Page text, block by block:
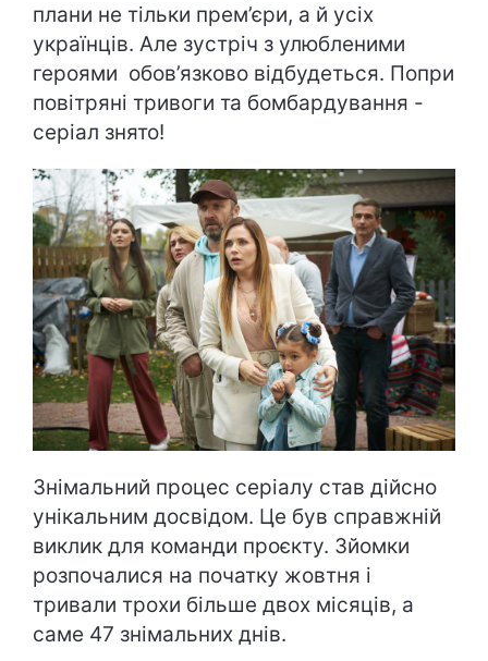
плани не тільки прем’єри, а й усіх
українців. Але зустріч з улюбленими
героями обов’язково відбудеться. Попри
повітряні тривоги та бомбардування -
серіал знято!
Знімальний процес серіалу став дійсно
унікальним досвідом. Це був справжній
виклик для команди проєкту. Зйомки
розпочалися на початку жовтня і
тривали трохи більше двох місяців, а
саме 47 знімальних днів.